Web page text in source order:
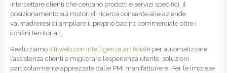
intercettare clienti che cercano prodotti e servizi specifici. Il
posizionamento sui motori di ricerca consente alle aziende
valmadreresi di ampliare il proprio bacino commerciale oltre i
confini territoriali.
Realizziamo siti web con intelligenza artificiale per automatizzare
l’assistenza clienti e migliorare l’esperienza utente, soluzioni
particolarmente apprezzate dalle PMI manifatturiere. Per le imprese